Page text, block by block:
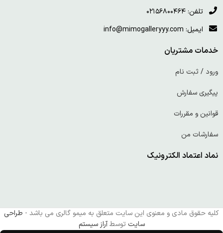
تلفن: ۰۲۱۵۶۸۰۰۴۶۴
ایمیل: info@mimogalleryyy.com
خدمات مشتریان
ورود / ثبت نام
پیگیری سفارش
قوانین و مقررات
سفارشات من
نماد اعتماد الکترونیک
کلیه حقوق مادی و معنوی این سایت متعلق به میمو گالری می باشد - طراحی
سایت توسطآراز سیستم